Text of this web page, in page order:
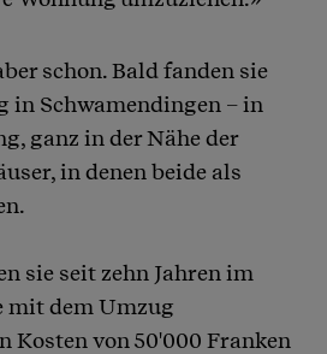
schon. Bald fanden sie
in Schwamendingen – in
ganz in der Nähe der
in denen beide als
sie seit zehn Jahren im
mit dem Umzug
Kosten von 50'000 Franken